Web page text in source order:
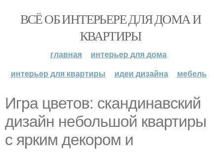
ВСЁ ОБ ИНТЕРЬЕРЕ ДЛЯ ДОМА И
КВАРТИРЫ
главная
интерьер для дома
интерьер для квартиры
идеи дизайна мебель
Игра цветов: скандинавский
дизайн небольшой квартиры
с ярким декором и